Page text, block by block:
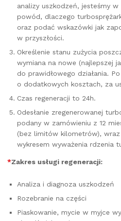
analizy uszkodzeń, jesteśmy
powód, dlaczego
oraz podać wskazówki jak
w przyszłości.
Określenie stanu zużycia
wymiana na nowe (najlepszej
do prawidłowego działania.
o dodatkowych kosztach, za
Czas regeneracji to 24h.
Odesłanie zregenerowanej
podany w zamówieniu z 12
(bez limitów kilometrów),
wykresem wyważenia rdzenia
*Zakres usługi regeneracji:
Analiza i diagnoza uszkodzeń
Rozebranie na części
Piaskowanie, mycie w myjce